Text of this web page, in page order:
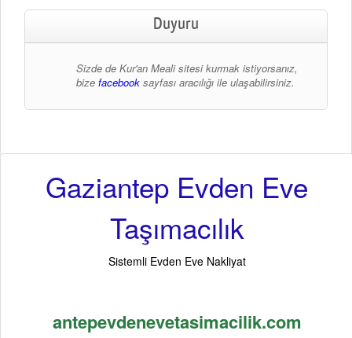
Duyuru
Sizde de Kur'an Meali sitesi kurmak istiyorsanız,
bize facebook sayfası aracılığı ile ulaşabilirsiniz.
Gaziantep Evden Eve
Taşımacılık
Sistemli Evden Eve Nakliyat
antepevdenevetasimacilik.com